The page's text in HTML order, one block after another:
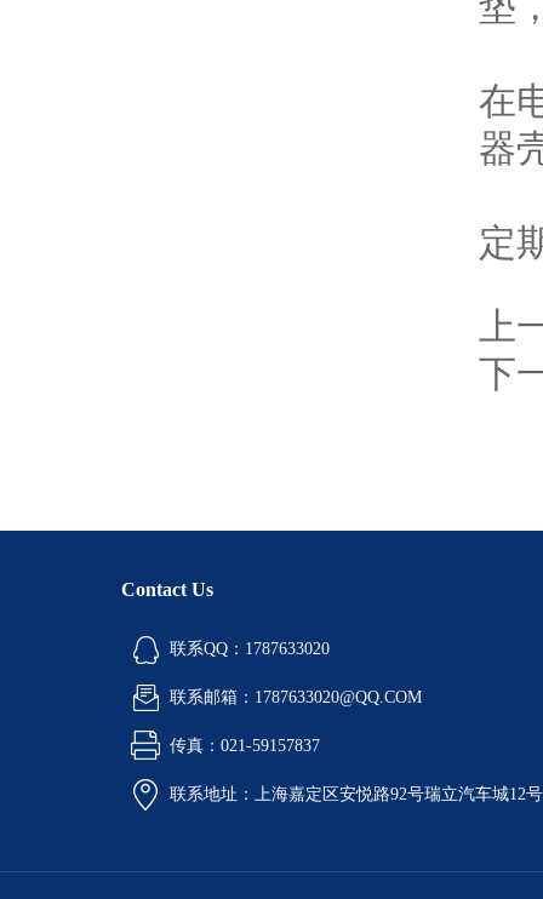
在
器
定
上
下
Contact Us
联系QQ：1787633020
联系邮箱：1787633020@QQ.COM
传真：021-59157837
联系地址：上海嘉定区安悦路92号瑞立汽车城12